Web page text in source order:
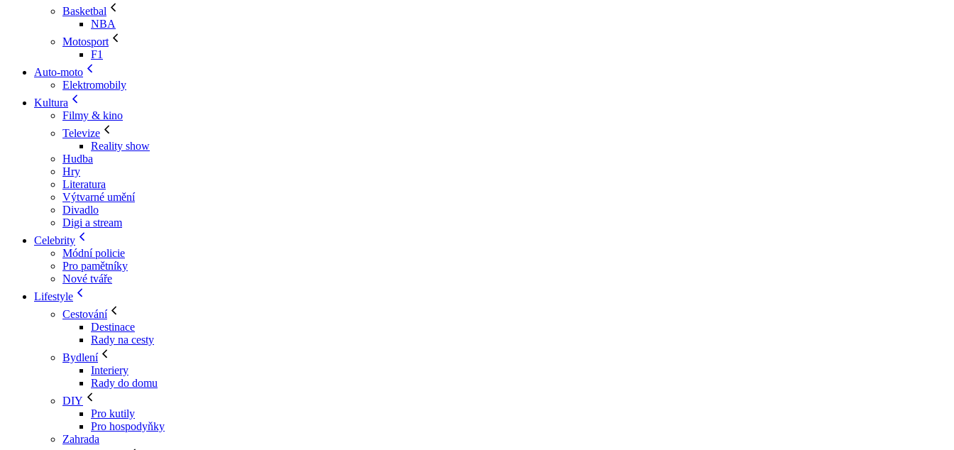
Basketbal
NBA
Motosport
F1
Auto-moto
Elektromobily
Kultura
Filmy & kino
Televize
Reality show
Hudba
Hry
Literatura
Výtvarné umění
Divadlo
Digi a stream
Celebrity
Módní policie
Pro pamětníky
Nové tváře
Lifestyle
Cestování
Destinace
Rady na cesty
Bydlení
Interiery
Rady do domu
DIY
Pro kutily
Pro hospodyňky
Zahrada